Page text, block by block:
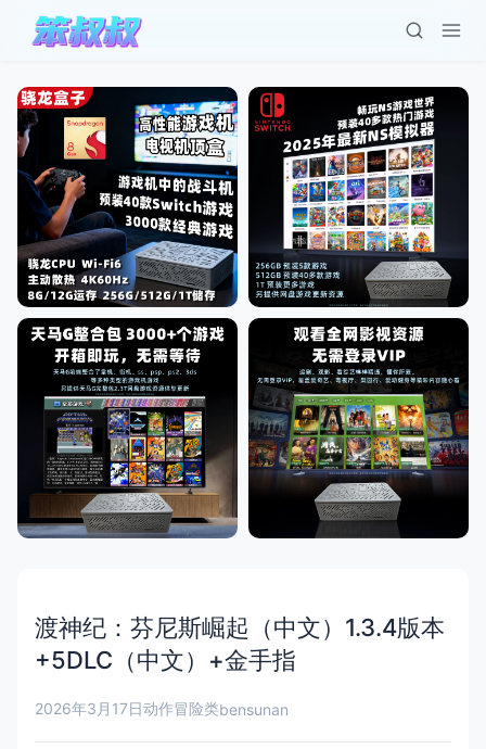
渡神纪：芬尼斯崛起（中文）1.3.4版本
+5DLC（中文）+金手指
2026年3月17日动作冒险类bensunan